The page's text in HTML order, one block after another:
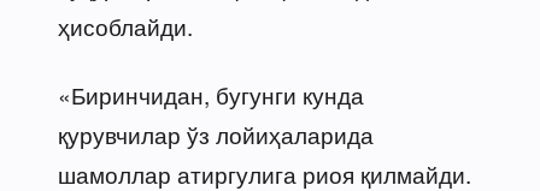
ҳисоблайди.
«Биринчидан, бугунги кунда
қурувчилар ўз лойиҳаларида
шамоллар атиргулига риоя қилмайди.